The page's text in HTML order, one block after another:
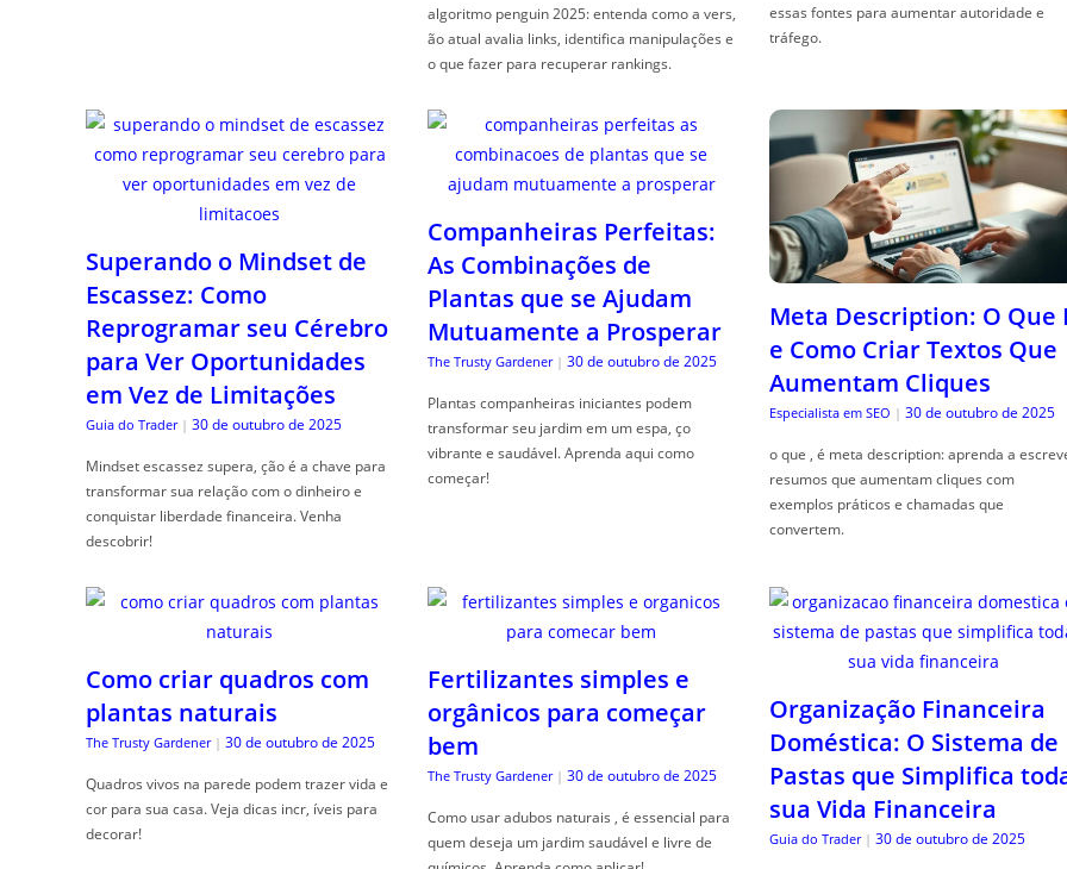
algoritmo penguin 2025: entenda como a vers,
ão atual avalia links, identifica manipulações e
o que fazer para recuperar rankings.
essas fontes para aumentar autoridade e
tráfego.
Superando o Mindset de
Escassez: Como
Reprogramar seu Cérebro
para Ver Oportunidades
em Vez de Limitações
Guia do Trader | 30 de outubro de 2025
Mindset escassez supera, ção é a chave para
transformar sua relação com o dinheiro e
conquistar liberdade financeira. Venha
descobrir!
Companheiras Perfeitas:
As Combinações de
Plantas que se Ajudam
Mutuamente a Prosperar
The Trusty Gardener | 30 de outubro de 2025
Plantas companheiras iniciantes podem
transformar seu jardim em um espa, ço
vibrante e saudável. Aprenda aqui como
começar!
Meta Description: O Que
e Como Criar Textos Que
Aumentam Cliques
Especialista em SEO | 30 de outubro de 2025
o que , é meta description: aprenda a
resumos que aumentam cliques com
exemplos práticos e chamadas que
convertem.
Como criar quadros com
plantas naturais
The Trusty Gardener | 30 de outubro de 2025
Quadros vivos na parede podem trazer vida e
cor para sua casa. Veja dicas incr, íveis para
decorar!
Fertilizantes simples e
orgânicos para começar
bem
The Trusty Gardener | 30 de outubro de 2025
Como usar adubos naturais , é essencial para
quem deseja um jardim saudável e livre de
Organização Financeira
Doméstica: O Sistema de
Pastas que Simplifica
sua Vida Financeira
Guia do Trader | 30 de outubro de 2025